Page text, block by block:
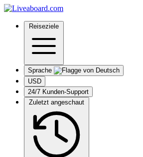
Reiseziele
Sprache
USD
24/7 Kunden-Support
Zuletzt angeschaut